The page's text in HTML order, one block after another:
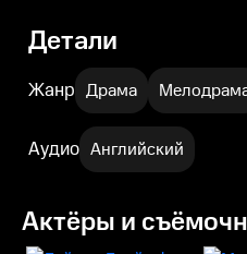
Детали
Жанр Драма
Аудио Английский
Актёры и